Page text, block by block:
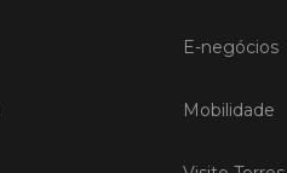
E-negócios
Mobilidade